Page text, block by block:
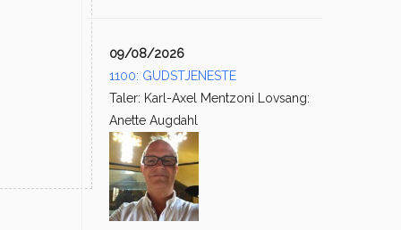
09/08/2026
1100: GUDSTJENESTE
Taler: Karl-Axel Mentzoni Lovsang:
Anette Augdahl